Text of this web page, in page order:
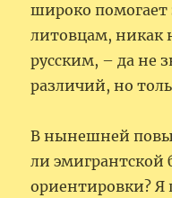
широко помогает
литовцам, никак
русским, – да не
различий, но
В нынешней
ли эмигрантской
ориентировки? Я